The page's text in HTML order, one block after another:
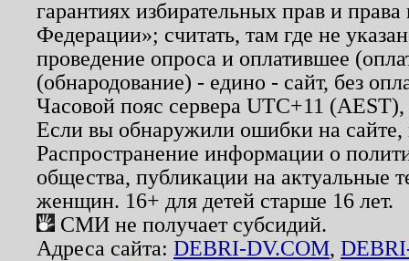
гарантиях избирательных прав и
Федерации»; считать, там где не
проведение опроса и оплатившее
(обнародование) - едино - сайт, без
Часовой пояс сервера UTC+11
Если вы обнаружили ошибки на
Распространение информации о
общества, публикации на актуальные
женщин. 16+ для детей старше 16 лет.
СМИ не получает субсидий.
Адреса сайта: DEBRI-DV.COM,